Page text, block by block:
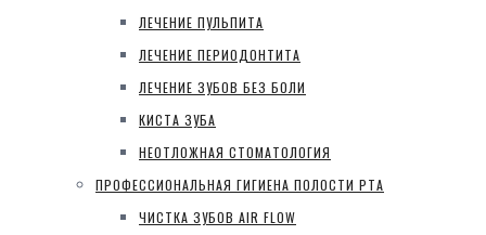
ЛЕЧЕНИЕ ПУЛЬПИТА
ЛЕЧЕНИЕ ПЕРИОДОНТИТА
ЛЕЧЕНИЕ ЗУБОВ БЕЗ БОЛИ
КИСТА ЗУБА
НЕОТЛОЖНАЯ СТОМАТОЛОГИЯ
ПРОФЕССИОНАЛЬНАЯ ГИГИЕНА ПОЛОСТИ РТА
ЧИСТКА ЗУБОВ AIR FLOW